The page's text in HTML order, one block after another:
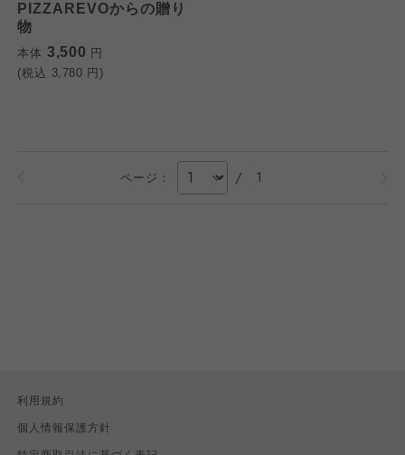
PIZZAREVOからの贈り
物
本体 3,500 円
(税込 3,780 円)
ページ： / 1
利用規約
個人情報保護方針